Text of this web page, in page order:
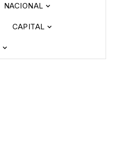
NACIONAL
CAPITAL